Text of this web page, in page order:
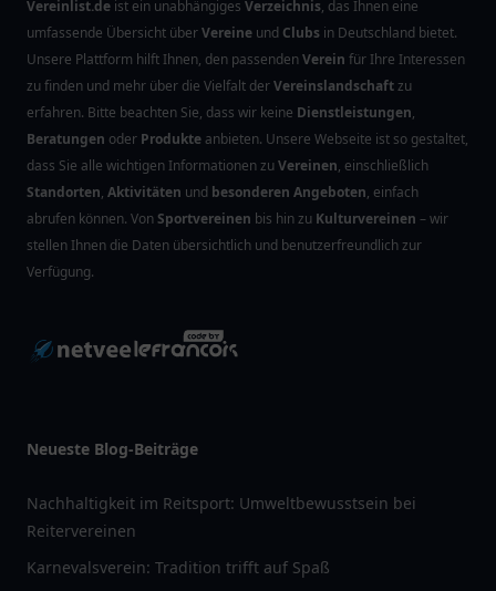
Vereinlist.de ist ein unabhängiges Verzeichnis, das Ihnen eine
umfassende Übersicht überVereine und Clubs in Deutschland bietet.
Unsere Plattform hilft Ihnen, den passendenVerein für Ihre Interessen
zu finden und mehr über die Vielfalt derVereinslandschaftzu
erfahren. Bitte beachten Sie, dass wir keine Dienstleistungen,
Beratungen oder Produkte anbieten. Unsere Webseite ist so gestaltet,
dass Sie alle wichtigen Informationen zu Vereinen, einschließlich
Standorten, Aktivitäten und besonderen Angeboten, einfach
abrufen können. VonSportvereinen bis hin zu Kulturvereinen – wir
stellen Ihnen die Daten übersichtlich und benutzerfreundlich zur
Verfügung.
Neueste Blog-Beiträge
Nachhaltigkeit im Reitsport: Umweltbewusstsein bei
Reitervereinen
Karnevalsverein: Tradition trifft auf Spaß